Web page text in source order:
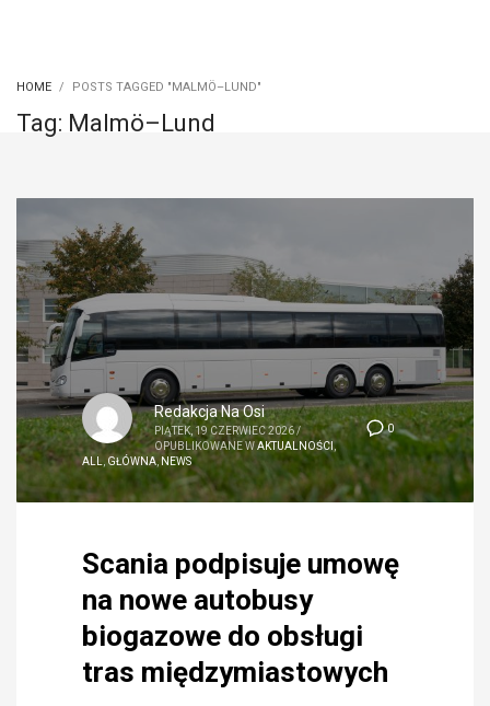
HOME POSTS TAGGED "MALMÖ–LUND"
Tag: Malmö–Lund
0
Redakcja Na Osi
PIĄTEK, 19 CZERWIEC 2026/
OPUBLIKOWANE WAKTUALNOŚCI,
ALL GŁÓWNA, NEWS
Scania podpisuje umowę
na nowe autobusy
biogazowe do obsługi
tras międzymiastowych